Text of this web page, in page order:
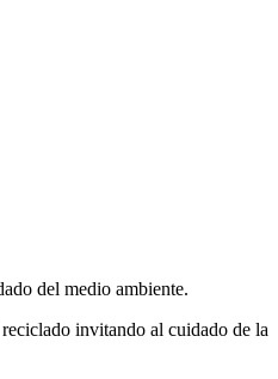
del medio ambiente.
invitando al cuidado de la